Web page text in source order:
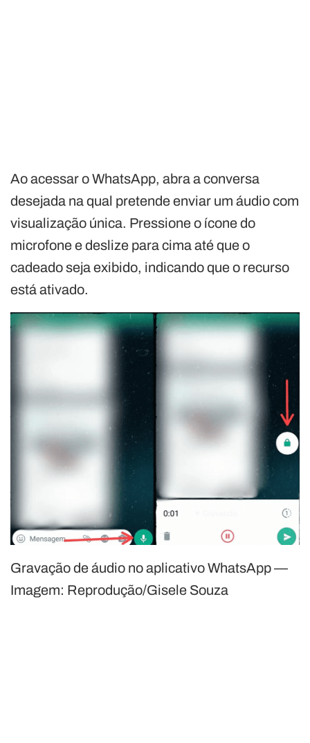
Ao acessar o WhatsApp, abra a conversa
desejada na qual pretende enviar um áudio com
visualização única. Pressione o ícone do
microfone e deslize para cima até que o
cadeado seja exibido, indicando que o recurso
está ativado.
Gravação de áudio no aplicativo WhatsApp —
Imagem: Reprodução/Gisele Souza